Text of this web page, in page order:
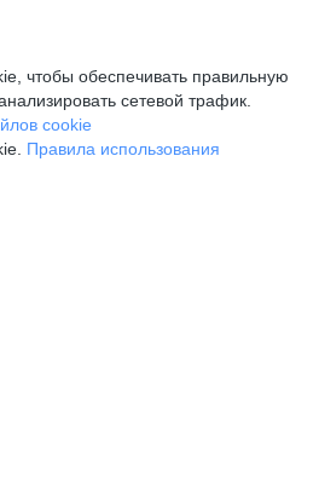
чтобы обеспечивать правильную
сетевой трафик.
cookie
Правила использования